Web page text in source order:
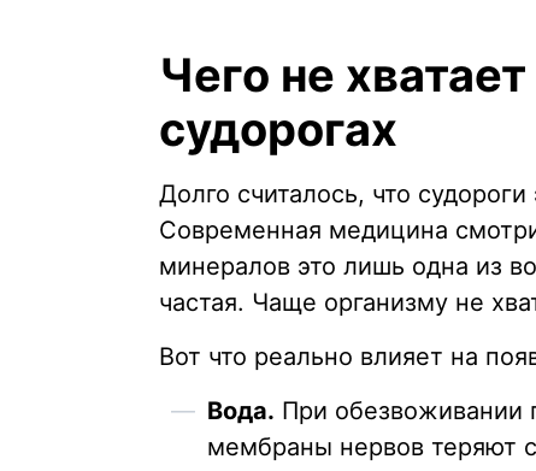
Чего не
судорогах
Долго считалось, что
Современная медицина
минералов это лишь одна из
частая. Чаще организму не
Вот что реально влияет на
Вода. При обезвоживании
мембраны нервов теряют